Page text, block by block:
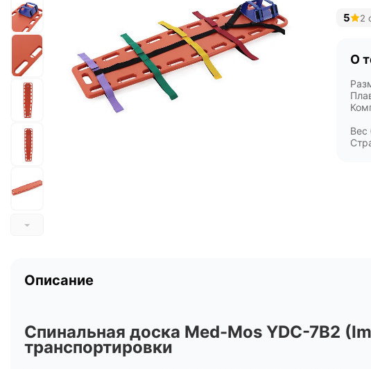
5 2
О
Вес
Описание
Спинальная доска Med-Mos YDC-7В2
транспортировки